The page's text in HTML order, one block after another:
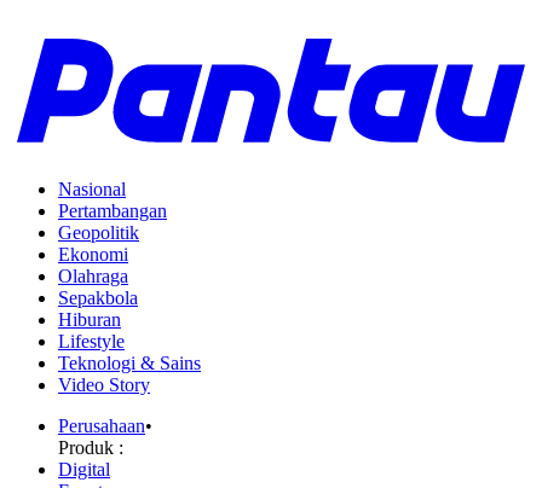
Nasional
Pertambangan
Geopolitik
Ekonomi
Olahraga
Sepakbola
Hiburan
Lifestyle
Teknologi & Sains
Video Story
Perusahaan•
Produk :
Digital